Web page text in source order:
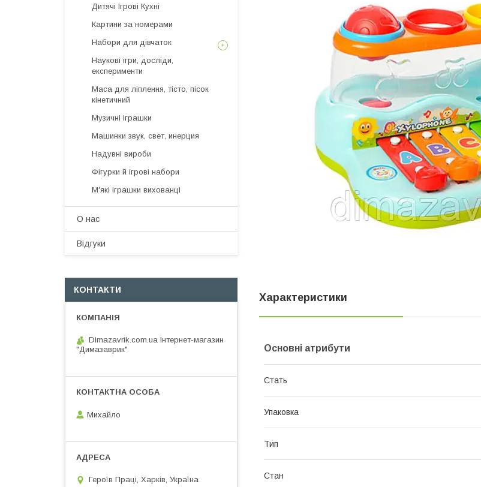
Характеристики
Основні атрибути
Стать
Упаковка
Тип
Стан
Дитячі Ігрові Кухні
Картини за номерами
Набори для дівчаток
Наукові ігри, досліди,
експерименти
Маса для ліплення, тісто, пісок
кінетичний
Музичні іграшки
Машинки звук, свет, инерция
Надувні вироби
Фігурки й ігрові набори
М'які іграшки вихованці
О нас
Вiдгуки
КОНТАКТИ
Dimazavrik.com.ua Інтернет-магазин
"Димазаврик"
Михайло
Героїв Праці, Харків, Україна